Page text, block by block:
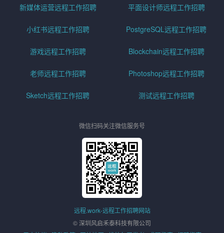
新媒体运营远程工作招聘 平面设计师远程工作招聘
小红书远程工作招聘 PostgreSQL远程工作招聘
游戏远程工作招聘 Blockchain远程工作招聘
老师远程工作招聘 Photoshop远程工作招聘
Sketch远程工作招聘 测试远程工作招聘
微信扫码关注微信服务号
远程.work-远程工作招聘网站
© 深圳风启禾泰科技有限公司